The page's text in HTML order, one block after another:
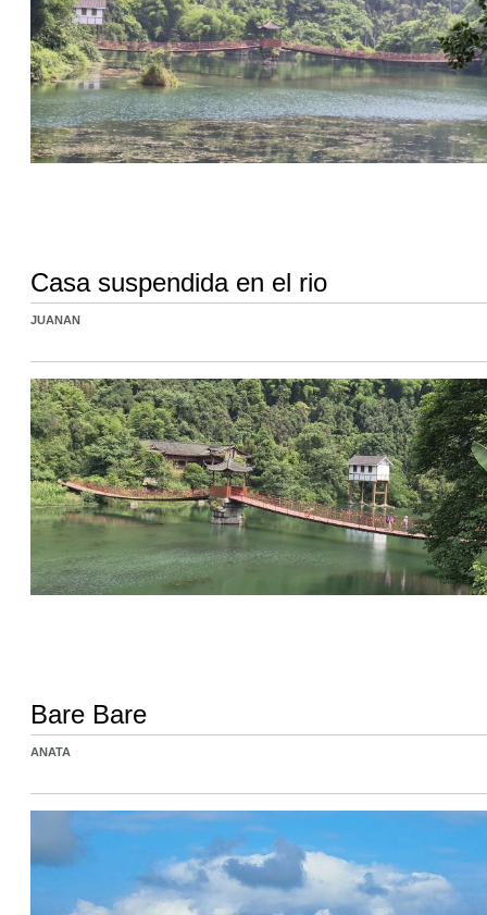
Casa suspendida en el rio
JUANAN
Bare Bare
ANATA